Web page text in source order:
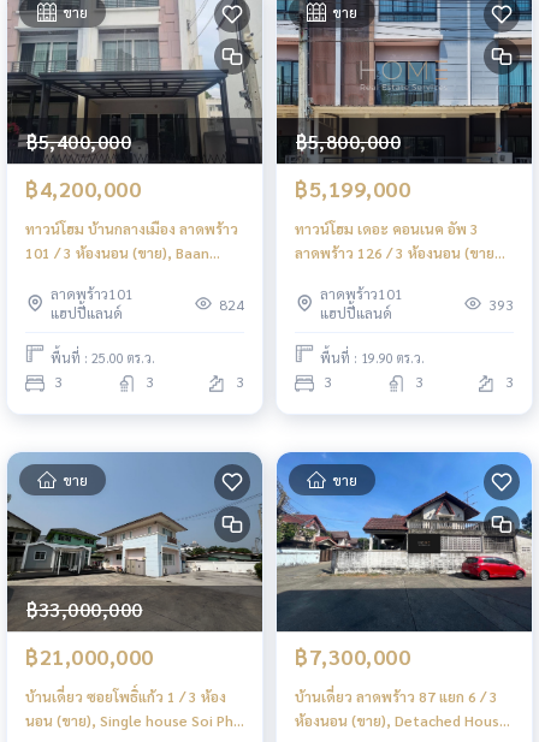
ขาย
฿5,400,000
฿4,200,000
ทาวน์โฮม บ้านกลางเมือง ลาดพร้าว
101 / 3 ห้องนอน (ขาย), Baan
Townhome 3 Bedrooms (FOR
SALE) TPM164
ลาดพร้าว101
แฮปปี้แลนด์
824
พื้นที่ : 25.00 ตร.ว.
3 3 3
ขาย
฿5,800,000
฿5,199,000
ทาวน์โฮม เดอะ คอนเนค อัพ 3
ลาดพร้าว 126 / 3 ห้องนอน (ขาย
Ladprao 126 / Townhome 3
Bedrooms (SALE WITH TENANT)
TPM207
ลาดพร้าว101
แฮปปี้แลนด์
393
พื้นที่ : 19.90 ตร.ว.
3 3 3
ขาย
฿33,000,000
฿21,000,000
บ้านเดี่ยว ซอยโพธิ์แก้ว 1 / 3 ห้อง
นอน (ขาย), Single house Soi Pho
ขาย
฿7,300,000
บ้านเดี่ยว ลาดพร้าว 87 แยก 6 / 3
ห้องนอน (ขาย), Detached House